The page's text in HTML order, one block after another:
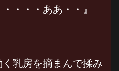
・・・ああ・・』
乳房を摘まんで揉み